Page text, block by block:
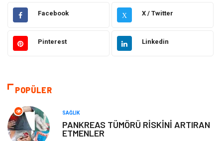
Hukuk Elektrik & Elektronik
Giyim Makine
Otomotiv
Keyif ve Hobi
Moda
Facebook X X / Twitter
Pinterest Linkedin
POPÜLER
SAĞLIK
PANKREAS TÜMÖRÜ RİSKİNİ ARTIRAN
ETMENLER